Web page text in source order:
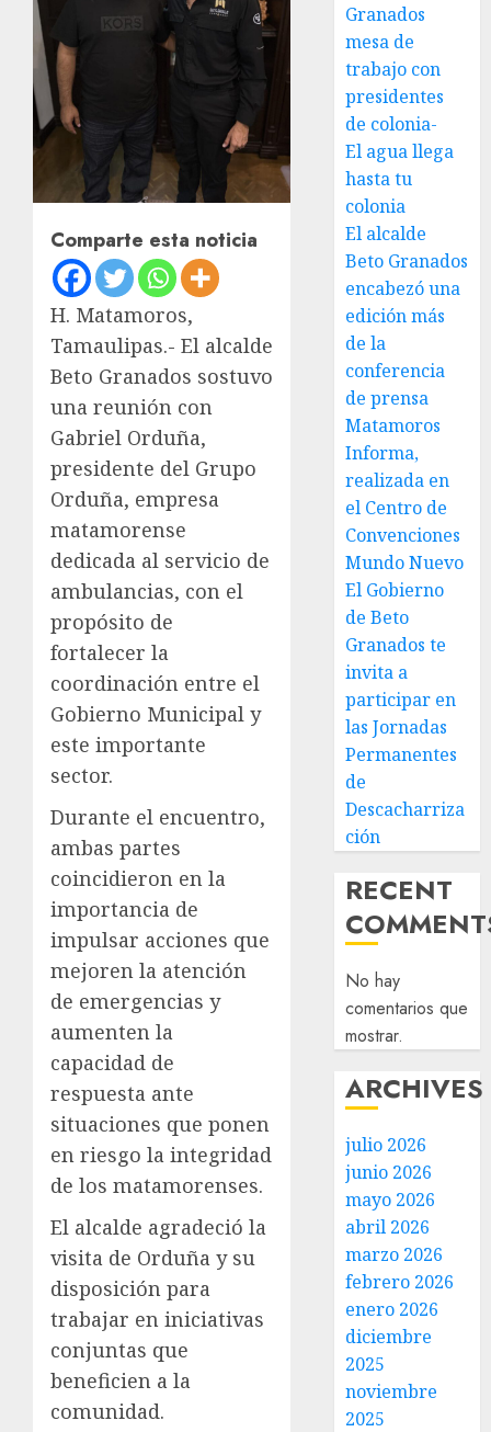
Comparte esta noticia
H. Matamoros,
Tamaulipas.- El alcalde
Beto Granados sostuvo
una reunión con
Gabriel Orduña,
presidente del Grupo
Orduña, empresa
matamorense
dedicada al servicio de
ambulancias, con el
propósito de
fortalecer la
coordinación entre el
Gobierno Municipal y
este importante
sector.
Durante el encuentro,
ambas partes
coincidieron en la
importancia de
impulsar acciones que
mejoren la atención
de emergencias y
aumenten la
capacidad de
respuesta ante
situaciones que ponen
en riesgo la integridad
de los matamorenses.
El alcalde agradeció la
visita de Orduña y su
disposición para
trabajar en iniciativas
conjuntas que
beneficien a la
comunidad.
Granados
mesa de
trabajo con
presidentes
de colonia-
El agua llega
hasta tu
colonia
El alcalde
Beto Granados
encabezó una
edición más
de la
conferencia
de prensa
Matamoros
Informa,
realizada en
el Centro de
Convenciones
Mundo Nuevo
El Gobierno
de Beto
Granados te
invita a
participar en
las Jornadas
Permanentes
de
Descacharriza
ción
RECENT
No hay
comentarios que
mostrar.
ARCHIVES
julio 2026
junio 2026
mayo 2026
abril 2026
marzo 2026
febrero 2026
enero 2026
diciembre
2025
noviembre
2025